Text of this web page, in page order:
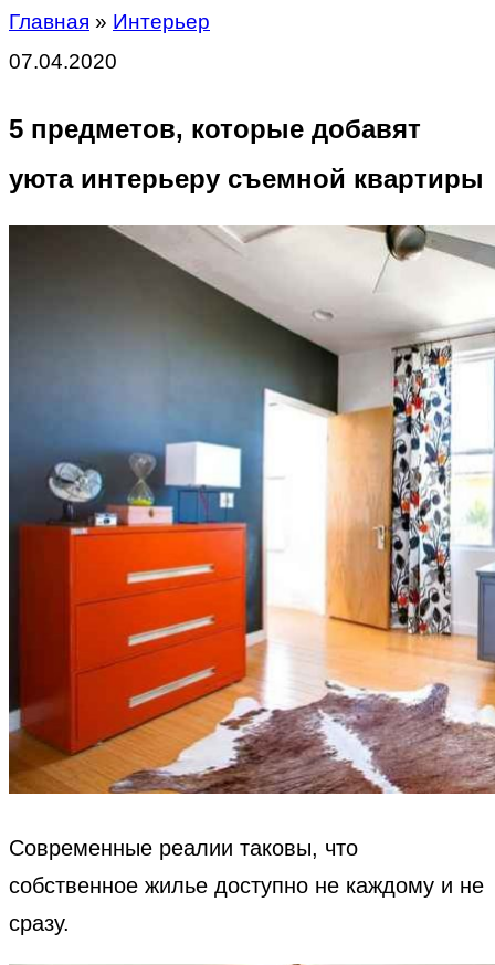
Главная » Интерьер
07.04.2020
5 предметов, которые добавят
уюта интерьеру съемной квартиры
Современные реалии таковы, что
собственное жилье доступно не каждому и не
сразу.